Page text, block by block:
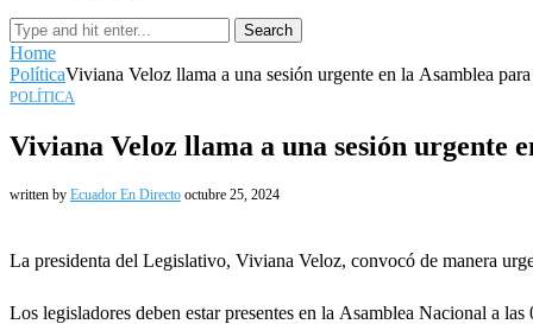
Search
Home
PolíticaViviana Veloz llama a una sesión urgente en la Asamblea
POLÍTICA
Viviana Veloz llama a una sesión urgente
written by Ecuador En Directo octubre 25, 2024
La presidenta del Legislativo, Viviana Veloz, convocó de manera
Los legisladores deben estar presentes en la Asamblea Nacional a